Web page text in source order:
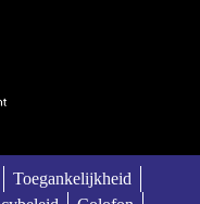
Toegankelijkheid